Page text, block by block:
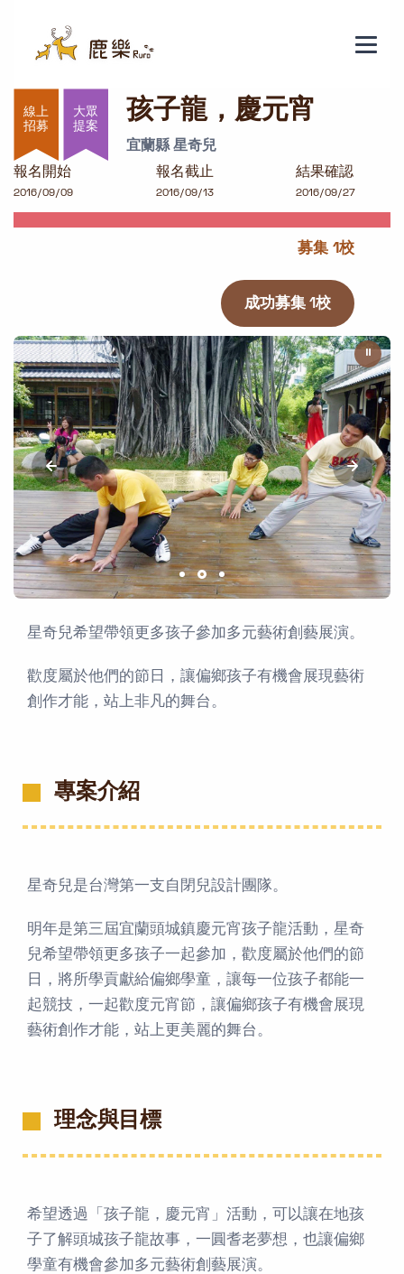
孩子龍，慶元宵
大眾
提案
孩子龍，慶元宵
宜蘭縣 星奇兒
報名開始
2016/09/09
報名截止
2016/09/13
結果確認
2016/09/27
募集 1校
成功募集 1校
⏸
星奇兒希望帶領更多孩子參加多元藝術創藝展演。
歡度屬於他們的節日，讓偏鄉孩子有機會展現藝術
創作才能，站上非凡的舞台。
專案介紹
星奇兒是台灣第一支自閉兒設計團隊。
明年是第三屆宜蘭頭城鎮慶元宵孩子龍活動，星奇
兒希望帶領更多孩子一起參加，歡度屬於他們的節
日，將所學貢獻給偏鄉學童，讓每一位孩子都能一
起競技，一起歡度元宵節，讓偏鄉孩子有機會展現
藝術創作才能，站上更美麗的舞台。
理念與目標
希望透過「孩子龍，慶元宵」活動，可以讓在地孩
子了解頭城孩子龍故事，一圓耆老夢想，也讓偏鄉
學童有機會參加多元藝術創藝展演。